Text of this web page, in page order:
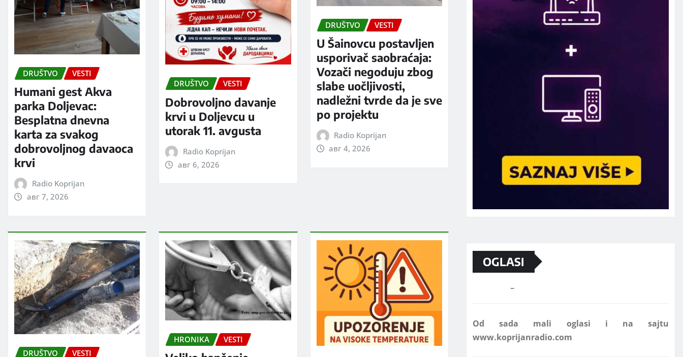
DRUŠTVO VESTI
Humani gest Akva
parka Doljevac:
Besplatna dnevna
karta za svakog
dobrovoljnog davaoca
krvi
Radio Koprijan
авг 7, 2026
DRUŠTVO VESTI
Dobrovoljno davanje
krvi u Doljevcu u
utorak 11. avgusta
Radio Koprijan
авг 6, 2026
DRUŠTVO VESTI
U Šainovcu postavljen
usporivač saobraćaja:
Vozači negoduju zbog
slabe uočljivosti,
nadležni tvrde da je sve
po projektu
Radio Koprijan
авг 4, 2026
DRUŠTVO VESTI
HRONIKA VESTI
OGLASI
Marketing telefon 062 463 002